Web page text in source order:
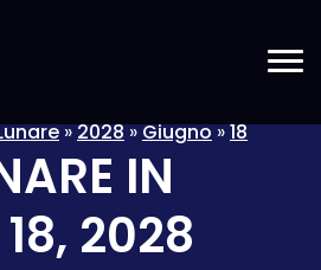
»2028»Giugno»18
IN
2028